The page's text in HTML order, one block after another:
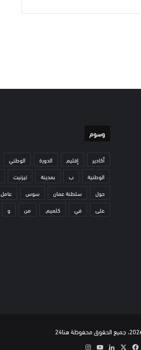
وسوم
أكادير إقليم الدورة
الوطني
الوطنية
ب بمدينة تيزنيت
حول
سلطنة عمان سوس
عامل
على
في كلميم. من و
ملخص فيسبوك لينكدإن ‫YouTube